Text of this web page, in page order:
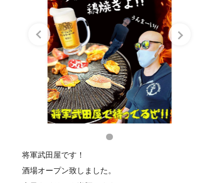
将軍武田屋です！
酒場オープン致しました。